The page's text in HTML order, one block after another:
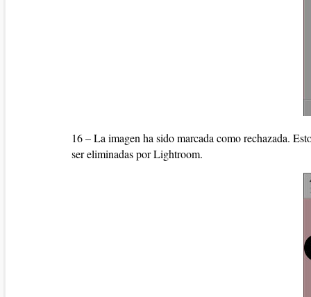
16 – La imagen ha sido marcada como rechazada.
ser eliminadas por Lightroom.